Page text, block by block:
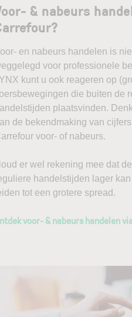
& nabeurs
en nabeurs handelen is
voor professionele
kunt u ook reageren op
die buiten de
plaatsvinden.
de bekendmaking van
voor- of nabeurs.
er wel rekening mee dat
handelstijden lager
tot een grotere spread.
voor- & nabeurs handelen via